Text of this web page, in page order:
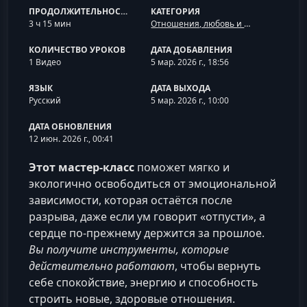
ПРОДОЛЖИТЕЛЬНОСТЬ
3 ч 15 мин
КАТЕГОРИЯ
Отношения, любовь и семья
КОЛИЧЕСТВО УРОКОВ
1 Видео
ДАТА ДОБАВЛЕНИЯ
5 мар. 2026 г., 18:56
ЯЗЫК
Русский
ДАТА ВЫХОДА
5 мар. 2026 г., 10:00
ДАТА ОБНОВЛЕНИЯ
12 июн. 2026 г., 00:41
Этот мастер-класс поможет мягко и
экологично освободиться от эмоциональной
зависимости, которая остаётся после
разрыва, даже если ум говорит «отпусти», а
сердце по‑прежнему держится за прошлое.
Вы получите инструменты, которые
действительно работают, чтобы вернуть
себе спокойствие, энергию и способность
строить новые, здоровые отношения.